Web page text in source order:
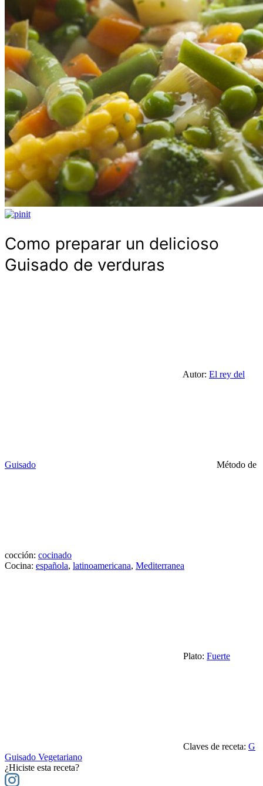
Como preparar un delicioso
Guisado de verduras
Autor: El rey del
Guisado Método de
cocción: cocinado
Cocina: española, latinoamericana, Mediterranea
Plato: Fuerte
Claves de receta: G
Guisado Vegetariano
¿Hiciste esta receta?